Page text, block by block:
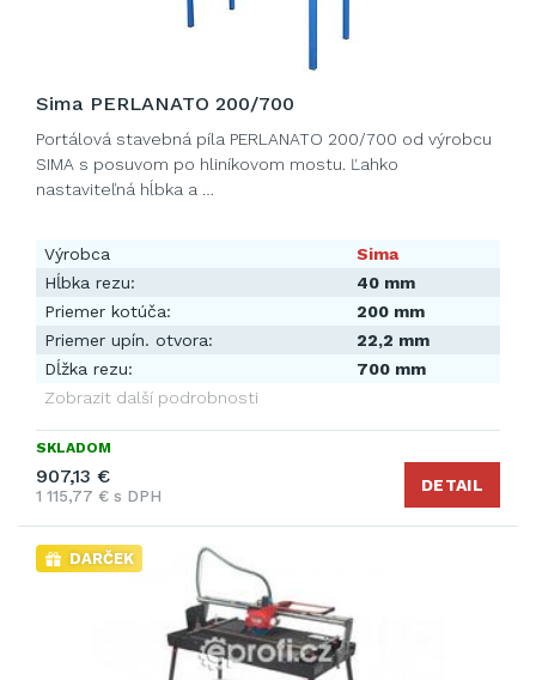
Sima PERLANATO 200/700
Portálová stavebná píla PERLANATO 200/700 od výrobcu
SIMA s posuvom po hliníkovom mostu. Ľahko
nastaviteľná hĺbka a …
Výrobca
Sima
Hĺbka rezu:
40 mm
Priemer kotúča:
200 mm
Priemer upín. otvora:
22,2 mm
Dĺžka rezu:
700 mm
Zobrazit další podrobnosti
SKLADOM
907,13 €
1 115,77 € s DPH
DETAIL
DARČEK